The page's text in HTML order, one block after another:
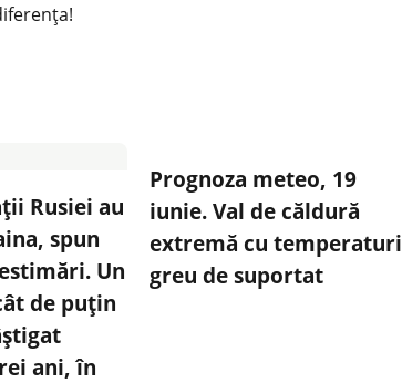
Rusiei au
spun
Un
de puțin
ani, în
Prognoza meteo, 19
iunie. Val de căldură
extremă cu temperaturi
greu de suportat